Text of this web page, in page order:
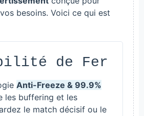
besoins. Voici ce qui est
de Fer
Anti-Freeze & 99.9%
les buffering et les
le match décisif ou le